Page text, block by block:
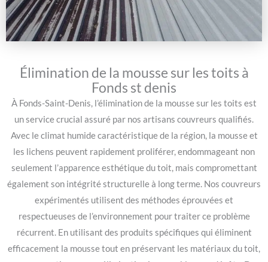
Élimination de la mousse sur les toits à
Fonds st denis
À Fonds-Saint-Denis, l’élimination de la mousse sur les toits est
un service crucial assuré par nos artisans couvreurs qualifiés.
Avec le climat humide caractéristique de la région, la mousse et
les lichens peuvent rapidement proliférer, endommageant non
seulement l’apparence esthétique du toit, mais compromettant
également son intégrité structurelle à long terme. Nos couvreurs
expérimentés utilisent des méthodes éprouvées et
respectueuses de l’environnement pour traiter ce problème
récurrent. En utilisant des produits spécifiques qui éliminent
efficacement la mousse tout en préservant les matériaux du toit,